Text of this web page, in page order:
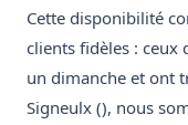
Cette disponibilité
clients fidèles : ceux
un dimanche et ont
Signeulx (), nous